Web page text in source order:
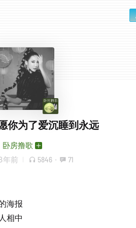
你为了爱沉睡到永远
卧房撸歌
年前 5846 · 71
海报
相中